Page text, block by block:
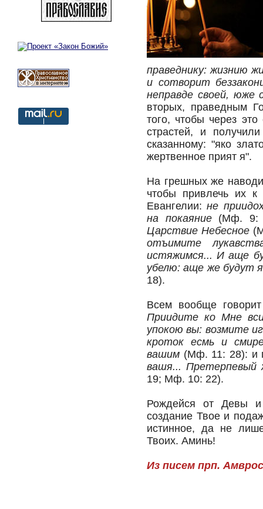
праведнику: жизнию
и сотворит
неправде своей,
вторых, праведным
того, чтобы через
страстей, и
сказанному: "яко
жертвенное прият я".
На грешных же
чтобы привлечь их
Евангелии:не
на покаяние(Мф. 9:
Царствие Небесное
отъимите
истяжимся... И аще
убелю: аще же будут
18).
Всем вообще
Приидите ко Мне
упокою вы: возмите
кроток есмь и
вашим (Мф. 11: 28): и
вашя... Претерпевый
19; Мф. 10: 22).
Рождейся от Девы и
создание Твое и
истинное, да не
Твоих. Аминь!
Из писем прп.